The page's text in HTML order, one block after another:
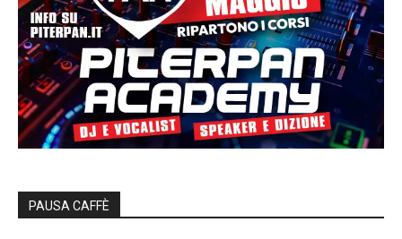
PAUSA CAFFÈ